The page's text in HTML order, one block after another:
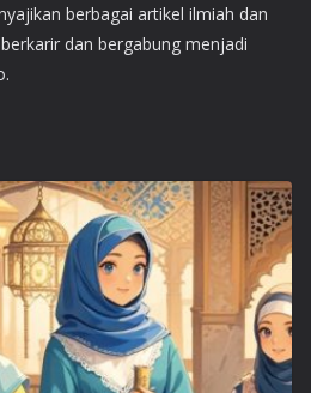
berbagai artikel ilmiah dan
dan bergabung menjadi